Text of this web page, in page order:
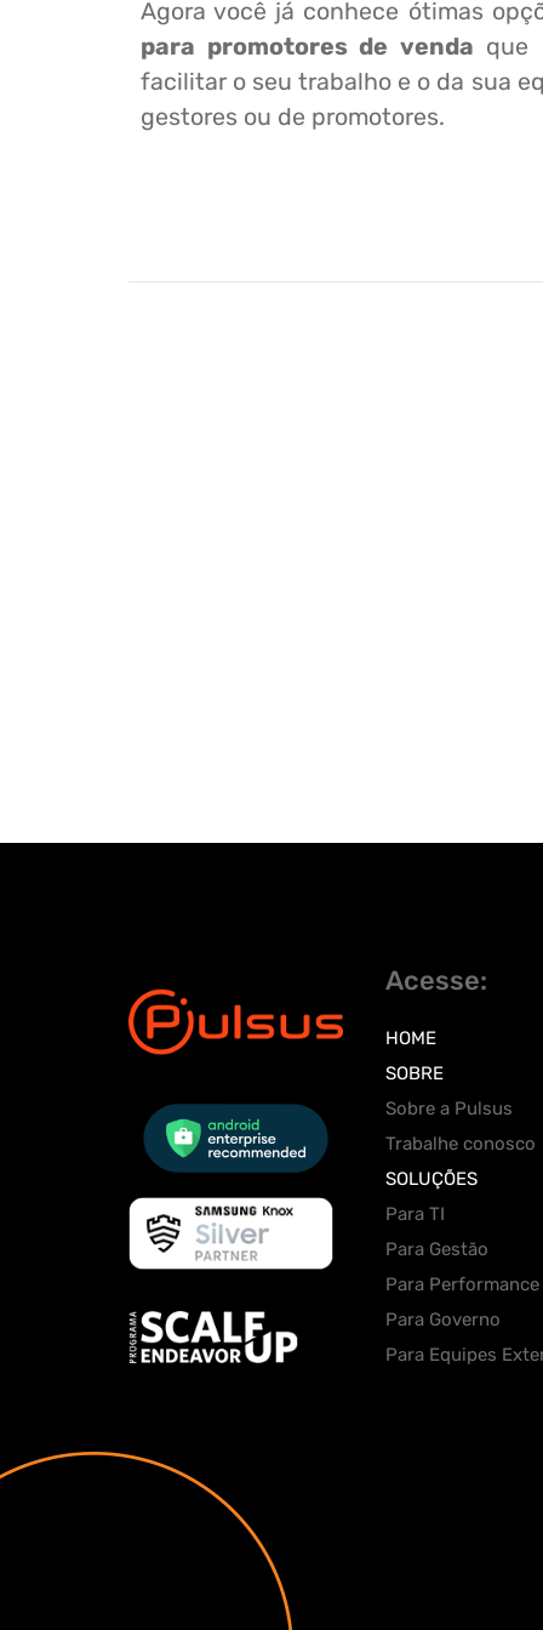
Agora você já conhece ótimas
para promotores de venda que
facilitar o seu trabalho e o da sua
gestores ou de promotores.
Acesse:
HOME
SOBRE
Sobre a Pulsus
Trabalhe conosco
SOLUÇÕES
Para TI
Para Gestão
Para Performance
Para Governo
Para Equipes